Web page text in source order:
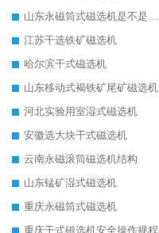
山东永磁筒式磁选机是不是强磁
江苏干选铁矿磁选机
哈尔滨干式磁选机
山东移动式褐铁矿尾矿磁选机
河北实验用室湿式磁选机
安徽选大块干式磁选机
云南永磁滚筒磁选机结构
山东锰矿湿式磁选机
重庆永磁筒式磁选机
重庆干式磁选机安全操作规程